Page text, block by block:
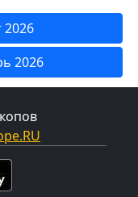
2026
2026